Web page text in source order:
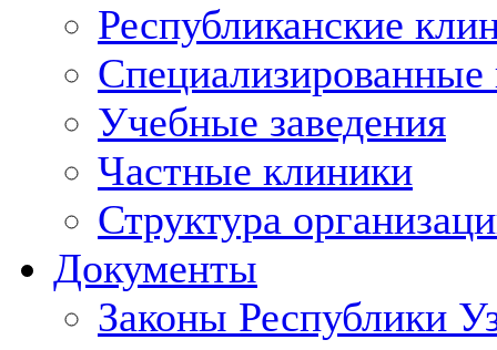
Республиканские
Учебные заведения
Частные клиники
Структура
Документы
Законы Республики